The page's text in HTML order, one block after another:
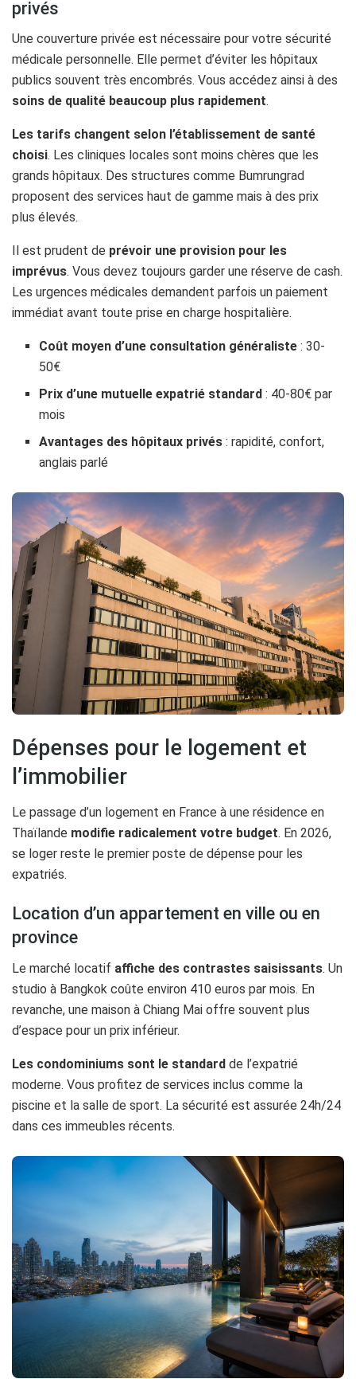
privés
Une couverture privée est nécessaire pour votre sécurité
médicale personnelle. Elle permet d’éviter les hôpitaux
publics souvent très encombrés. Vous accédez ainsi à des
soins de qualité beaucoup plus rapidement.
Les tarifs changent selon l’établissement de santé
choisi. Les cliniques locales sont moins chères que les
grands hôpitaux. Des structures comme Bumrungrad
proposent des services haut de gamme mais à des prix
plus élevés.
Il est prudent de prévoir une provision pour les
imprévus. Vous devez toujours garder une réserve de cash.
Les urgences médicales demandent parfois un paiement
immédiat avant toute prise en charge hospitalière.
Coût moyen d’une consultation généraliste : 30-
50€
Prix d’une mutuelle expatrié standard : 40-80€ par
mois
Avantages des hôpitaux privés : rapidité, confort,
anglais parlé
Dépenses pour le logement et
l’immobilier
Le passage d’un logement en France à une résidence en
Thaïlande modifie radicalement votre budget. En 2026,
se loger reste le premier poste de dépense pour les
expatriés.
Location d’un appartement en ville ou en
province
Le marché locatif affiche des contrastes saisissants. Un
studio à Bangkok coûte environ 410 euros par mois. En
revanche, une maison à Chiang Mai offre souvent plus
d’espace pour un prix inférieur.
Les condominiums sont le standard de l’expatrié
moderne. Vous profitez de services inclus comme la
piscine et la salle de sport. La sécurité est assurée 24h/24
dans ces immeubles récents.